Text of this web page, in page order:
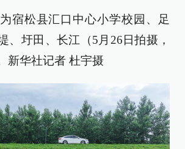
宿松县汇口中心小学校园、足
、圩田、长江（5月26日拍摄，
新华社记者 杜宇摄